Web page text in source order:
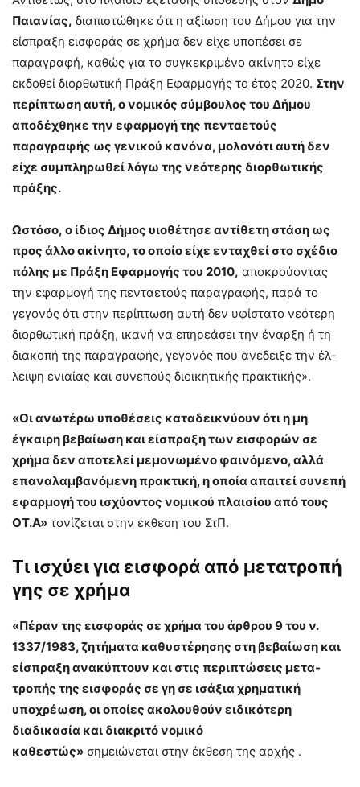
Παιανίας, διαπιστώθηκε ότι η αξίωση του Δήμου για την
είσπραξη εισφοράς σε χρήμα δεν είχε υποπέσει σε
παραγραφή, καθώς για το συγκεκριμένο ακίνητο είχε
εκδοθεί διορθωτική Πράξη Εφαρμογής το έτος 2020. Στην
περίπτωση αυτή, ο νομικός σύμβουλος του Δή­μου
αποδέχθηκε την εφαρμογή της πενταετούς
παραγραφής ως γενικού κανόνα, μολονότι αυτή δεν
είχε συμπληρωθεί λόγω της νεότερης διορθωτικής
πράξης.
Ωστόσο, ο ίδιος Δήμος υιοθέτησε αντίθετη στάση ως
προς άλλο ακίνητο, το οποίο είχε ενταχθεί στο σχέδιο
πόλης με Πράξη Εφαρμογής του 2010, απο­κρούοντας
την εφαρμογή της πενταετούς παραγραφής, παρά το
γεγονός ότι στην περίπτωση αυτή δεν υφίστατο νεότερη
διορθωτική πράξη, ικανή να επη­ρεάσει την έναρξη ή τη
διακοπή της παραγραφής, γεγονός που ανέδειξε την έλ­
λειψη ενιαίας και συνεπούς διοικητικής πρακτικής».
«Οι ανωτέρω υποθέσεις καταδεικνύουν ότι η μη
έγκαιρη βεβαίωση και είσπραξη των εισφορών σε
χρήμα δεν αποτελεί μεμονωμένο φαινόμενο, αλλά
επαναλαμ­βανόμενη πρακτική, η οποία απαιτεί συνεπή
εφαρμογή του ισχύοντος νομικού πλαισίου από τους
ΟΤ.Α» τονίζεται στην έκθεση του ΣτΠ.
Τι ισχύει για εισφορά από μετατροπή
γης σε χρήμα
«Πέραν της εισφοράς σε χρήμα του άρθρου 9 του ν.
1337/1983, ζητήματα καθυ­στέρησης στη βεβαίωση και
είσπραξη ανακύπτουν και στις περιπτώσεις μετα­
τροπής της εισφοράς σε γη σε ισάξια χρηματική
υποχρέωση, οι οποίες ακολου­θούν ειδικότερη
διαδικασία και διακριτό νομικό
καθεστώς» σημειώνεται στην έκθεση της αρχής .